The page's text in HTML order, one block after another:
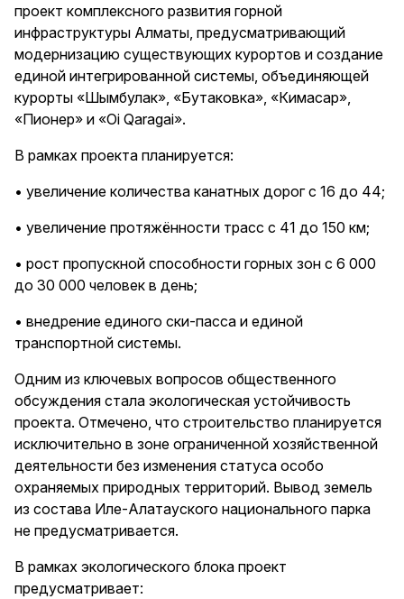
проект комплексного развития горной
инфраструктуры Алматы, предусматривающий
модернизацию существующих курортов и создание
единой интегрированной системы, объединяющей
курорты «Шымбулак», «Бутаковка», «Кимасар»,
«Пионер» и «Oi Qaragai».
В рамках проекта планируется:
• увеличение количества канатных дорог с 16 до 44;
• увеличение протяжённости трасс с 41 до 150 км;
• рост пропускной способности горных зон с 6 000
до 30 000 человек в день;
• внедрение единого ски-пасса и единой
транспортной системы.
Одним из ключевых вопросов общественного
обсуждения стала экологическая устойчивость
проекта. Отмечено, что строительство планируется
исключительно в зоне ограниченной хозяйственной
деятельности без изменения статуса особо
охраняемых природных территорий. Вывод земель
из состава Иле-Алатауского национального парка
не предусматривается.
В рамках экологического блока проект
предусматривает: